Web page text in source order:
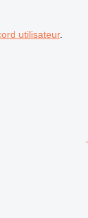
utilisateur.